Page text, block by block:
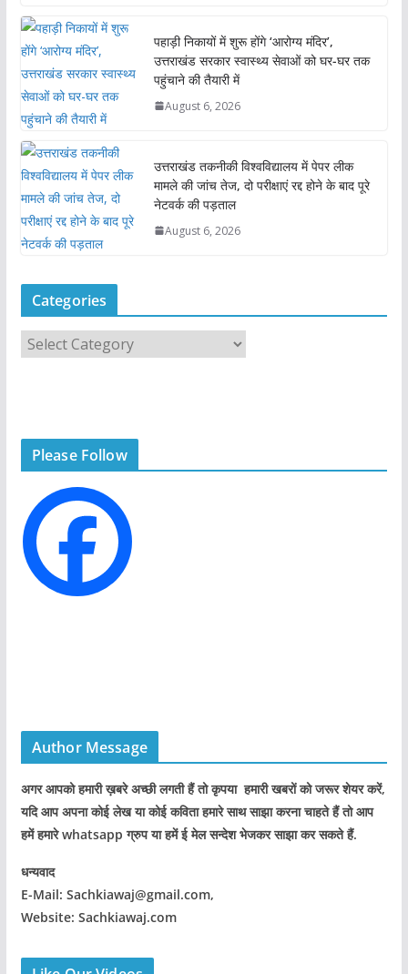
पहाड़ी निकायों में शुरू होंगे ‘आरोग्य मंदिर’,
उत्तराखंड सरकार स्वास्थ्य सेवाओं को घर-घर तक
पहुंचाने की तैयारी में
August 6, 2026
उत्तराखंड तकनीकी विश्वविद्यालय में पेपर लीक
मामले की जांच तेज, दो परीक्षाएं रद्द होने के बाद पूरे
नेटवर्क की पड़ताल
August 6, 2026
Categories
a
r
e
s
Please Follow
Author Message
अगर आपको हमारी ख़बरे अच्छी लगती हैं तो कृपया हमारी खबरों को जरूर शेयर करें,
यदि आप अपना कोई लेख या कोई कविता हमारे साथ साझा करना चाहते हैं तो आप
हमें हमारे whatsapp ग्रुप या हमें ई मेल सन्देश भेजकर साझा कर सकते हैं.
धन्यवाद
E-Mail: Sachkiawaj@gmail.com,
Website: Sachkiawaj.com